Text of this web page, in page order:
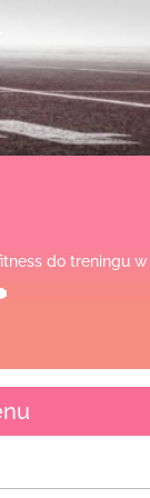
do treningu